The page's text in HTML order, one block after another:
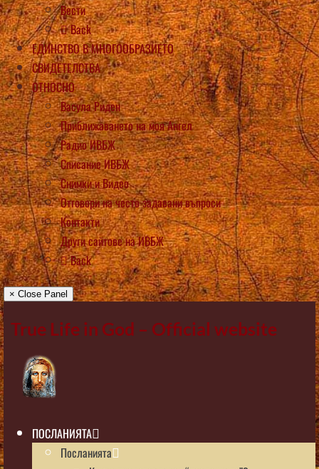
Вести
Back
ЕДИНСТВО В МНОГООБРАЗИЕТО
СВИДЕТЕЛСТВА
ОТНОСНО
Васула Риден
Приближаването на моя Ангел
Радио ИВБЖ
Списание ИВБЖ
Снимки и Видео
Отговори на често задавани въпроси
Контакти
Други сайтове на ИВБЖ
Back
× Close Panel
True Life in God – Official website
ПОСЛАНИЯТА
Посланията